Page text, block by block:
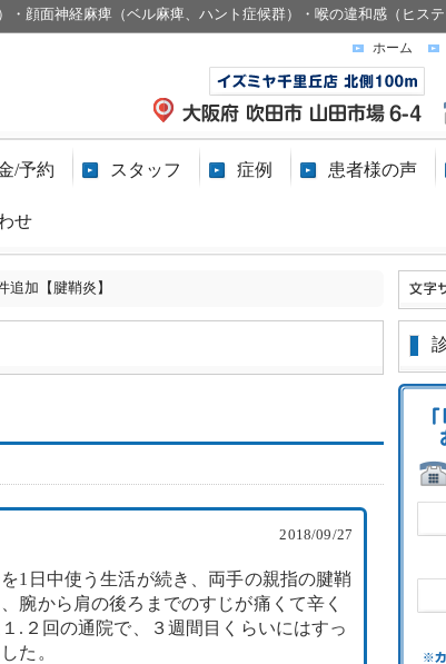
顔面神経麻痺（ベル麻痺、ハント症候群）・喉の違和感（ヒステ
ホーム
/予約 スタッフ 症例 患者様の声
せ
追加【腱鞘炎】
2018/09/27
1日中使う生活が続き、両手の親指の腱鞘
腕から肩の後ろまでのすじが痛くて辛く
.２回の通院で、３週間目くらいにはすっ
た。